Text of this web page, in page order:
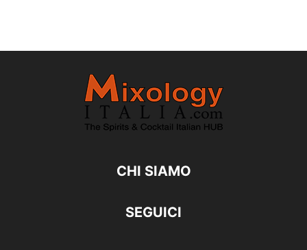
CHI SIAMO
SEGUICI